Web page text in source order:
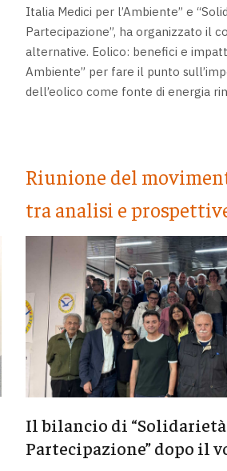
Italia Medici per l’Ambiente” e
Partecipazione”, ha organizzato il
alternative. Eolico: benefici e
Ambiente” per fare il punto
dell’eolico come fonte di energia
Riunione del
tra analisi e
Il bilancio di “Solidarietà
Partecipazione” dopo il